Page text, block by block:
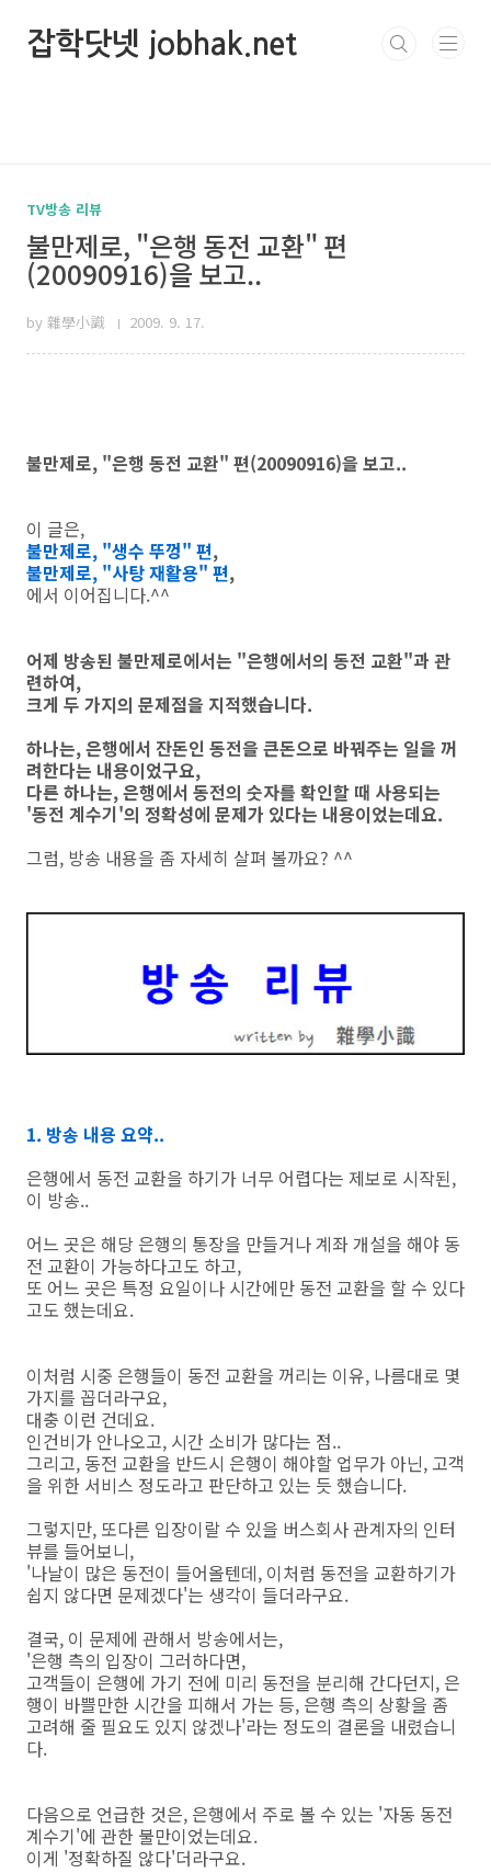
잡학닷넷 jobhak.net
TV방송 리뷰
불만제로, "은행 동전 교환" 편
(20090916)을 보고..
by 雜學小識 2009. 9. 17.
불만제로, "은행 동전 교환" 편(20090916)을 보고..
이 글은,
불만제로, "생수 뚜껑" 편,
불만제로, "사탕 재활용" 편,
에서 이어집니다.^^
어제 방송된 불만제로에서는 "은행에서의 동전 교환"과 관
련하여,
크게 두 가지의 문제점을 지적했습니다.
하나는, 은행에서 잔돈인 동전을 큰돈으로 바꿔주는 일을 꺼
려한다는 내용이었구요,
다른 하나는, 은행에서 동전의 숫자를 확인할 때 사용되는
'동전 계수기'의 정확성에 문제가 있다는 내용이었는데요.
그럼, 방송 내용을 좀 자세히 살펴 볼까요? ^^
1. 방송 내용 요약..
은행에서 동전 교환을 하기가 너무 어렵다는 제보로 시작된,
이 방송..
어느 곳은 해당 은행의 통장을 만들거나 계좌 개설을 해야 동
전 교환이 가능하다고도 하고,
또 어느 곳은 특정 요일이나 시간에만 동전 교환을 할 수 있다
고도 했는데요.
이처럼 시중 은행들이 동전 교환을 꺼리는 이유, 나름대로 몇
가지를 꼽더라구요,
대충 이런 건데요.
인건비가 안나오고, 시간 소비가 많다는 점..
그리고, 동전 교환을 반드시 은행이 해야할 업무가 아닌, 고객
을 위한 서비스 정도라고 판단하고 있는 듯 했습니다.
그렇지만, 또다른 입장이랄 수 있을 버스회사 관계자의 인터
뷰를 들어보니,
'나날이 많은 동전이 들어올텐데, 이처럼 동전을 교환하기가
쉽지 않다면 문제겠다'는 생각이 들더라구요.
결국, 이 문제에 관해서 방송에서는,
'은행 측의 입장이 그러하다면,
고객들이 은행에 가기 전에 미리 동전을 분리해 간다던지, 은
행이 바쁠만한 시간을 피해서 가는 등, 은행 측의 상황을 좀
고려해 줄 필요도 있지 않겠나'라는 정도의 결론을 내렸습니
다.
다음으로 언급한 것은, 은행에서 주로 볼 수 있는 '자동 동전
계수기'에 관한 불만이었는데요.
이게 '정확하질 않다'더라구요.